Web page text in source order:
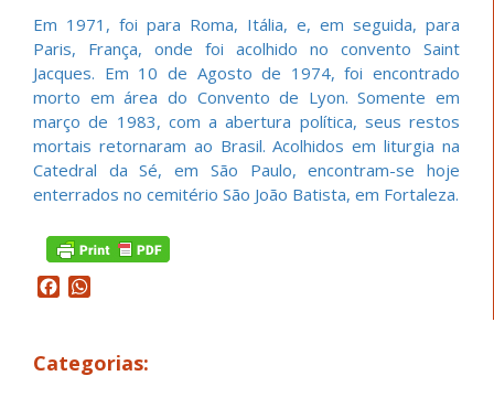
Em 1971, foi para Roma, Itália, e, em seguida, para
Paris, França, onde foi acolhido no convento Saint
Jacques. Em 10 de Agosto de 1974, foi encontrado
morto em área do Convento de Lyon. Somente em
março de 1983, com a abertura política, seus restos
mortais retornaram ao Brasil. Acolhidos em liturgia na
Catedral da Sé, em São Paulo, encontram-se hoje
enterrados no cemitério São João Batista, em Fortaleza.
Facebook
Categorias: